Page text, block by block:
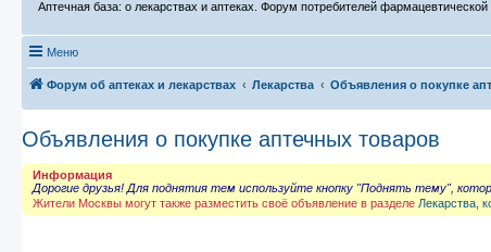
Аптечная база: о лекарствах и аптеках. Форум потребителей фармацевтической
Меню
Форум об аптеках и лекарствах Лекарства Объявления о покупке
Объявления о покупке аптечных товаров
Информация
Дорогие друзья! Для поднятия тем используйте кнопку "Поднять тему",
Жители Москвы могут также разместить своё объявление в разделе Лекарства,